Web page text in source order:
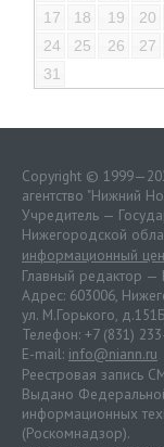
17
18 19 20
24
25 26 27
31
Copyright ©
агентство "Нижний
Учредитель —
Нижегородской
информационный
Главный редактор —
Адрес: 603006,
ул. М.Горького,
Телефон: +7 (831)
E-mail: info@niann.ru
Реестровая запись
Выдано
информационных
(Роскомнадзор).